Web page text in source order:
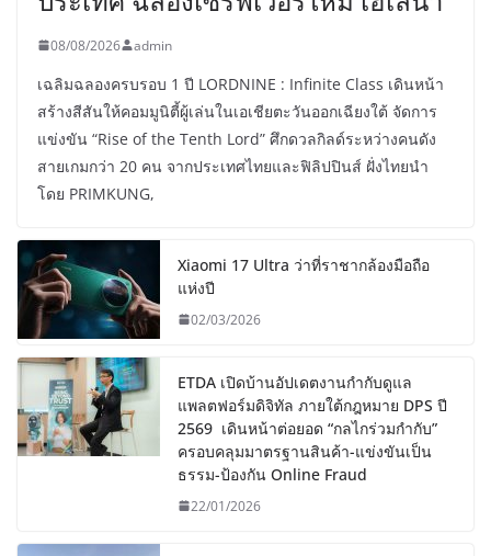
08/08/2026 admin
เฉลิมฉลองครบรอบ 1 ปี LORDNINE : Infinite Class เดินหน้า
สร้างสีสันให้คอมมูนิตี้ผู้เล่นในเอเชียตะวันออกเฉียงใต้ จัดการ
แข่งขัน “Rise of the Tenth Lord” ศึกดวลกิลด์ระหว่างคนดัง
สายเกมกว่า 20 คน จากประเทศไทยและฟิลิปปินส์ ฝั่งไทยนำ
โดย PRIMKUNG,
Xiaomi 17 Ultra ว่าที่ราชากล้องมือถือ
แห่งปี
02/03/2026
ETDA เปิดบ้านอัปเดตงานกำกับดูแล
แพลตฟอร์มดิจิทัล ภายใต้กฎหมาย DPS ปี
2569 เดินหน้าต่อยอด “กลไกร่วมกำกับ”
ครอบคลุมมาตรฐานสินค้า-แข่งขันเป็น
ธรรม-ป้องกัน Online Fraud
22/01/2026